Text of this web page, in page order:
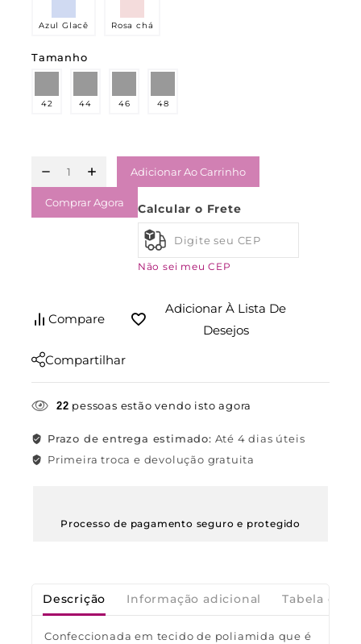
Azul Glacê Rosa chá
Tamanho
42 44 46 48
Adicionar Ao Carrinho
Comprar Agora Calcular o Frete
Não sei meu CEP
Compare
Adicionar À Lista De
Desejos
Compartilhar
22 pessoas estão vendo isto agora
Prazo de entrega estimado: Até 4 dias úteis
Primeira troca e devolução gratuita
Processo de pagamento seguro e protegido
Descrição Informação adicional Tabela de
Confeccionada em tecido de poliamida que é